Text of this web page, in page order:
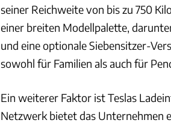
seiner Reichweite von bis zu 750
einer breiten Modellpalette,
und eine optionale Siebensitzer-
sowohl für Familien als auch für
Ein weiterer Faktor ist Teslas
Netzwerk bietet das Unternehmen